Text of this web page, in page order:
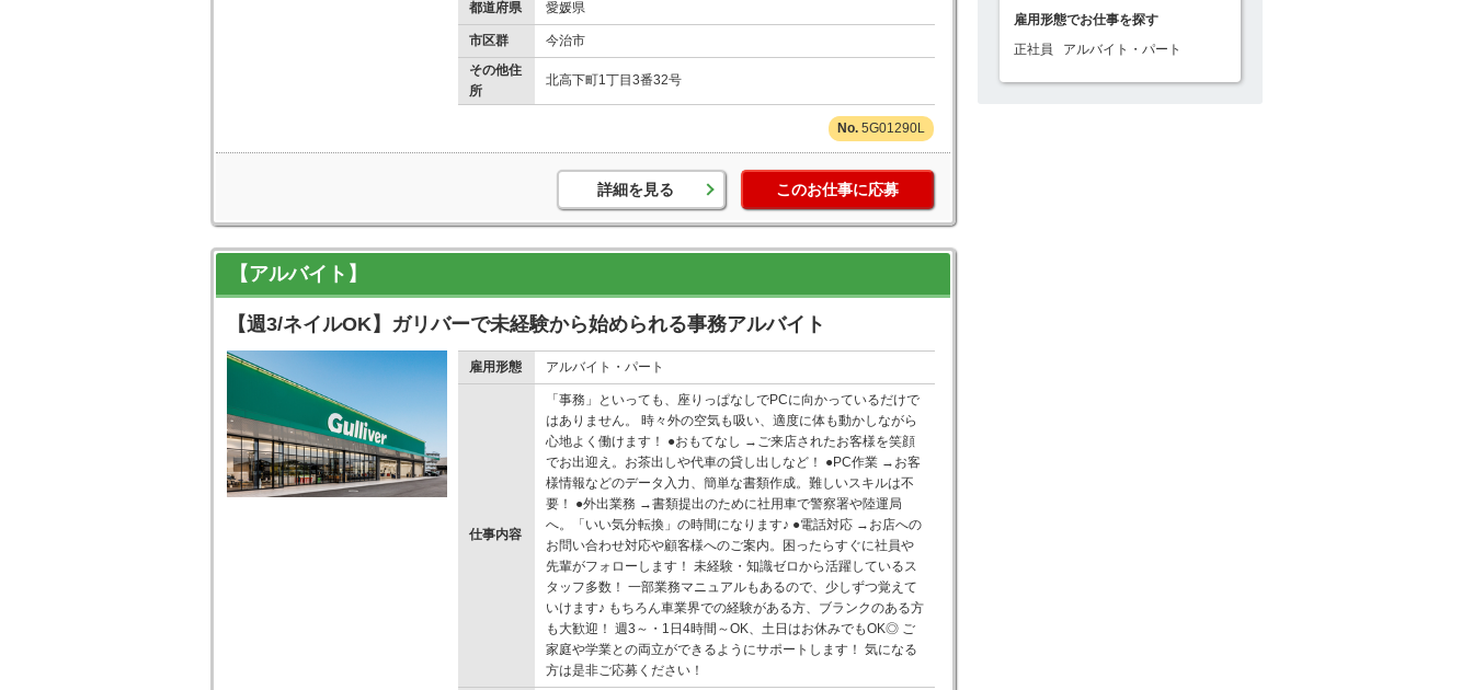
都道府県 愛媛県
市区群
今治市
その他住
所
北高下町1丁目3番32号
5G01290L
詳細を見る このお仕事に応募
【アルバイト】
【週3/ネイルOK】ガリバーで未経験から始められる事務アルバイト
雇用形態 アルバイト・パート
仕事内容
「事務」といっても、座りっぱなしでPCに向かっているだけで
はありません。 時々外の空気も吸い、適度に体も動かしながら
心地よく働けます！ ●おもてなし →ご来店されたお客様を笑顔
でお出迎え。お茶出しや代車の貸し出しなど！ ●PC作業 →お客
様情報などのデータ入力、簡単な書類作成。難しいスキルは不
要！ ●外出業務 →書類提出のために社用車で警察署や陸運局
へ。「いい気分転換」の時間になります♪ ●電話対応 →お店への
お問い合わせ対応や顧客様へのご案内。困ったらすぐに社員や
先輩がフォローします！ 未経験・知識ゼロから活躍しているス
タッフ多数！ 一部業務マニュアルもあるので、少しずつ覚えて
いけます♪ もちろん車業界での経験がある方、ブランクのある方
も大歓迎！ 週3～・1日4時間～OK、土日はお休みでもOK◎ ご
家庭や学業との両立ができるようにサポートします！ 気になる
方は是非ご応募ください！
雇用形態でお仕事を探す
正社員
アルバイト・パート